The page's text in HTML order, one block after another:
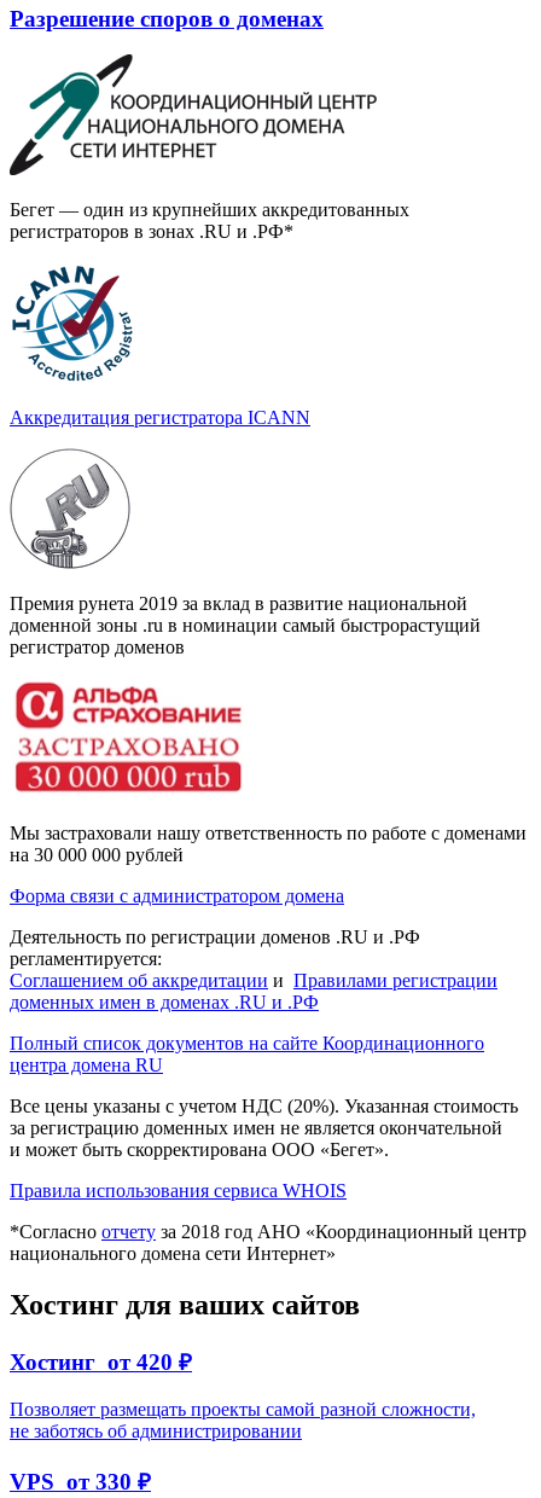
Разрешение споров о доменах
Бегет — один из крупнейших аккредитованных
регистраторов в зонах .RU и .РФ*
Аккредитация регистратора ICANN
Премия рунета 2019 за вклад в развитие национальной
доменной зоны .ru в номинации самый быстрорастущий
регистратор доменов
Мы застраховали нашу ответственность по работе с доменами
на 30 000 000 рублей
Форма связи с администратором домена
Деятельность по регистрации доменов .RU и .РФ
регламентируется:
Соглашением об аккредитации и Правилами регистрации
доменных имен в доменах .RU и .РФ
Полный список документов на сайте Координационного
центра домена RU
Все цены указаны с учетом НДС (20%). Указанная стоимость
за регистрацию доменных имен не является окончательной
и может быть скорректирована ООО «Бегет».
Правила использования сервиса WHOIS
*Согласно отчету за 2018 год АНО «Координационный центр
национального домена сети Интернет»
Хостинг для ваших сайтов
Хостинг от 420 ₽
Позволяет размещать проекты самой разной сложности,
не заботясь об администрировании
VPS от 330 ₽